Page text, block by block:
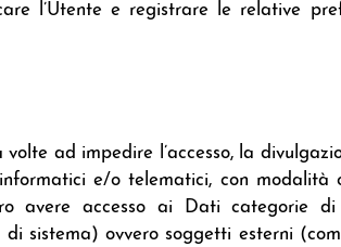
l’Utente e registrare le relative
ad impedire l’accesso, la
e/o telematici, con modalità
avere accesso ai Dati categorie di
sistema) ovvero soggetti esterni